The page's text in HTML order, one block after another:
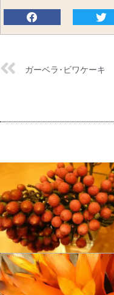
ガーベラ･ビワケーキ